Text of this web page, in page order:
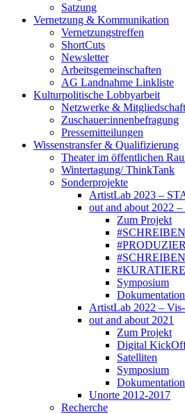
Satzung
Vernetzung & Kommunikation
Vernetzungstreffen
ShortCuts
Newsletter
Arbeitsgemeinschaften
AG Landnahme Linkliste
Kulturpolitische Lobbyarbeit
Netzwerke &
Zuschauer:innenbefragung
Pressemitteilungen
Wissenstransfer & Qualifizierung
Theater im öffentlichen
Wintertagung/ ThinkTank
Sonderprojekte
ArtistLab 2023 –
out and about 2022
Zum Projekt
Symposium
Dokumentation
ArtistLab 2022 –
out and about 2021
Zum Projekt
Digital
Satelliten
Symposium
Dokumentation
Unorte 2012-2017
Recherche